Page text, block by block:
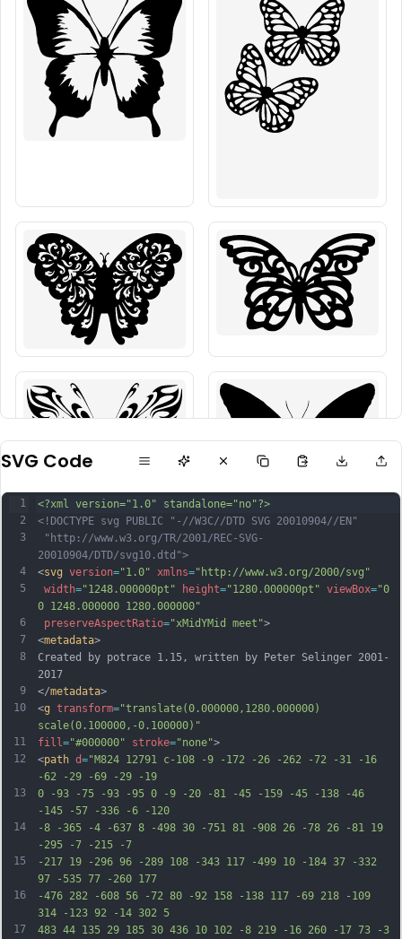
SVG Code
1
2
3
4
5
6
7
8
9
10
11
12
13
14
15
16
17
<?xml version="1.0" standalone="no"?>
<!DOCTYPE svg PUBLIC "-//W3C//DTD SVG 20010904//EN"
"http://www.w3.org/TR/2001/REC-SVG-
20010904/DTD/svg10.dtd">
<svg version="1.0" xmlns="http://www.w3.org/2000/svg"
width="1248.000000pt" height="1280.000000pt" viewBox="0
0 1248.000000 1280.000000"
preserveAspectRatio="xMidYMid meet">
<metadata>
Created by potrace 1.15, written by Peter Selinger 2001-
2017
</metadata>
<g transform="translate(0.000000,1280.000000)
scale(0.100000,-0.100000)"
fill ="#000000" stroke="none">
<path d="M824 12791 c-108 -9 -172 -26 -262 -72 -31 -16
-62 -29 -69 -29 -19
0 -93 -75 -93 -95 0 -9 -20 -81 -45 -159 -45 -138 -46
-145 -57 -336 -6 -120
-8 -365 -4 -637 8 -498 30 -751 81 -908 26 -78 26 -81 19
-295 -7 -215 -7
-217 19 -296 96 -289 108 -343 117 -499 10 -184 37 -332
97 -535 77 -260 177
-476 282 -608 56 -72 80 -92 158 -138 117 -69 218 -109
314 -123 92 -14 302 5
483 44 135 29 185 30 436 10 102 -8 219 -16 260 -17 73 -3